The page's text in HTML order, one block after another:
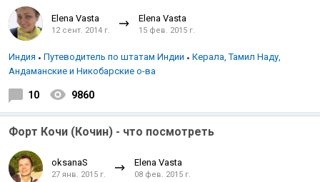
Elena Vasta
12 сент. 2014 г.
Elena Vasta
15 фев. 2015 г.
Индия Путеводитель по штатам Индии
Керала, Тамил Наду,
Андаманские и Никобарские о-ва
10 9860
Форт Кочи (Кочин) - что посмотреть
oksanaS
27 янв. 2015 г.
Elena Vasta
08 фев. 2015 г.